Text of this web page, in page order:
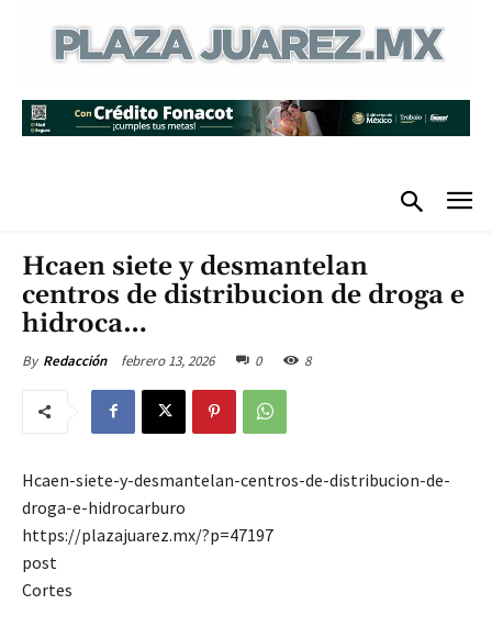
Hcaen siete y desmantelan
centros de distribucion de droga e
hidroca…
By Redacción febrero 13, 2026 0 8
Hcaen-siete-y-desmantelan-centros-de-distribucion-de-
droga-e-hidrocarburo
https://plazajuarez.mx/?p=47197
post
Cortes